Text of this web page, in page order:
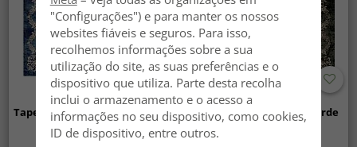
Tapete Wilton - Taknis (azul)
Tapete Wilton - Taknis (verde
escuro)
"Configurações") e para manter os nossos
websites fiáveis e seguros. Para isso,
recolhemos informações sobre a sua
utilização do site, as suas preferências e o
dispositivo que utiliza. Parte desta recolha
inclui o armazenamento e o acesso a
informações no seu dispositivo, como cookies,
ID de dispositivo, entre outros.